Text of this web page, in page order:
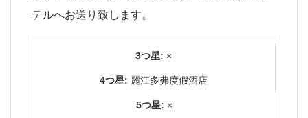
テルへお送り致します。
3つ星: ×
4つ星: 麗江多弗度假酒店
5つ星: ×